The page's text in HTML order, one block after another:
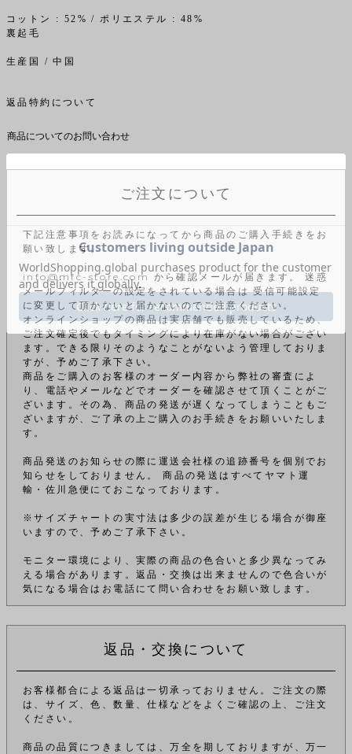
コットン : 52% / ポリエステル : 48%
裏起毛
生産国 / 中国
返品特約について
商品についてのお問い合わせ
ご注文について
下記注意事項をお読みになってから商品のご購入手続きをお
願い致します。
info@mfc-store.com から確認メールが届きます。 迷惑
メールフィルターの設定をされている場合は 受信可能設定
に変更して頂かないと届かないのでご注意ください。
オンラインショップの商品は実店舗でも販売しているため、
ご注文確定後でもタイミングにより在庫がない場合がござい
ます。できる限りそのようなことがないよう管理しておりま
すが、予めご了承下さい。
商品をご購入のお客様のオーダー内容から弊社の審査によ
り、電話やメールなどでオーダーを確認させて頂くことがご
ざいます。その為、商品の発送が遅くなってしまうこともご
ざいますが、ご了承の上ご購入のお手続きをお願いいたしま
す。
商品発送のお知らせの際に運送会社様の追跡番号を個別でお
知らせをしておりません。 商品の発送はすべてヤマト運
輸・佐川急便にておこなっております。
※サイズチャートの実寸法は多少の誤差が生じる場合が御座
いますので、予めご了承下さい。
モニター環境により、実際の商品の色合いと多少異なってみ
える場合があります。返品・交換は出来ませんので色合いが
気になる場合はお電話にて問い合わせをお願い致します。
返品・交換について
お客様都合による返品は一切承っておりません。ご注文の際
は、サイズ、色、数量、仕様などをよくご確認の上、ご注文
ください。
商品の品質につきましては、万全を期しておりますが、万一